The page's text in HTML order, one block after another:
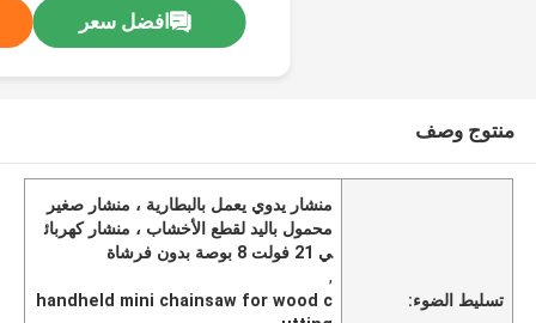
افضل سعر
منتوج وصف
تسليط الضوء:
منشار يدوي يعمل بالبطارية ، منشار صغير
محمول باليد لقطع الأخشاب ، منشار كهربائ
ي 21 فولت 8 بوصة بدون فرشاة
,
handheld mini chainsaw for wood c